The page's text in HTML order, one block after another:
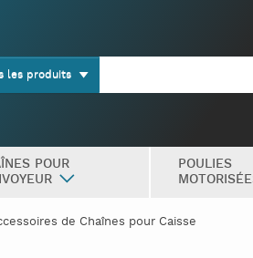
les produits
POUR
POULIES
de Chaînes pour Caisse